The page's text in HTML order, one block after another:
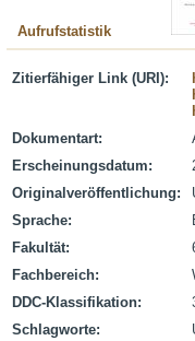
Aufrufstatistik
Zitierfähiger Link (URI):
Dokumentart:
Erscheinungsdatum:
Originalveröffentlichung:
Sprache:
Fakultät:
Fachbereich:
DDC-Klassifikation:
Schlagworte: